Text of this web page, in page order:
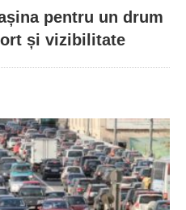
pentru un drum
și vizibilitate